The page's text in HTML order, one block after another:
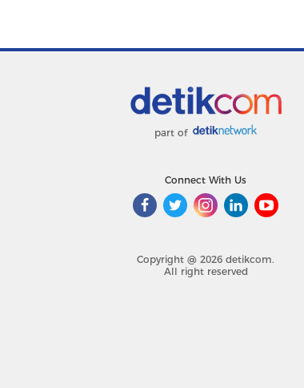
part of
Connect With Us
Copyright @ 2026 detikcom.
All right reserved